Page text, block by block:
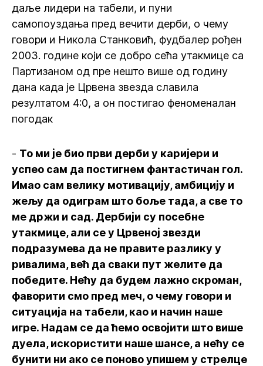
даље лидери на табели, и пуни
самопоуздања пред вечити дерби, о чему
говори и Никола Станковић, фудбалер рођен
2003. године који се добро сећа утакмице са
Партизаном од пре нешто више од годину
дана када је Црвена звезда славила
резултатом 4:0, а он постигао феноменалан
погодак
- То ми је био први дерби у каријери и
успео сам да постигнем фантастичан гол.
Имао сам велику мотивацију, амбицију и
жељу да одиграм што боље тада, а све то
ме држи и сад. Дербији су посебне
утакмице, али се у Црвеној звезди
подразумева да не правите разлику у
ривалима, већ да сваки пут желите да
победите. Нећу да будем лажно скроман,
фаворити смо пред меч, о чему говори и
ситуација на табели, као и начин наше
игре. Надам се да ћемо освојити што више
дуела, искористити наше шансе, а нећу се
бунити ни ако се поново упишем у стрелце